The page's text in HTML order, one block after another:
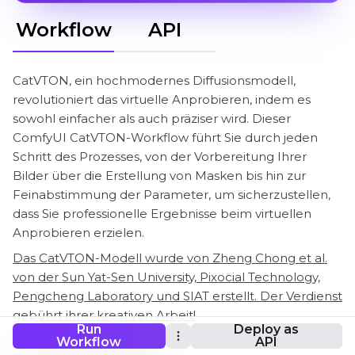
Run
Workflow
Deploy as
API
Workflow API
CatVTON, ein hochmodernes Diffusionsmodell,
revolutioniert das virtuelle Anprobieren, indem es
sowohl einfacher als auch präziser wird. Dieser
ComfyUI CatVTON-Workflow führt Sie durch jeden
Schritt des Prozesses, von der Vorbereitung Ihrer
Bilder über die Erstellung von Masken bis hin zur
Feinabstimmung der Parameter, um sicherzustellen,
dass Sie professionelle Ergebnisse beim virtuellen
Anprobieren erzielen.
Das CatVTON-Modell wurde von Zheng Chong et al.
von der Sun Yat-Sen University, Pixocial Technology,
Pengcheng Laboratory und SIAT erstellt. Der Verdienst
gebührt ihrer kreativen Arbeit!